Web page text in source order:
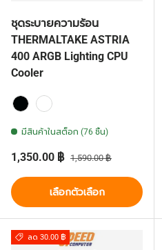
ชุดระบายความร้อน
THERMALTAKE ASTRIA
400 ARGB Lighting CPU
Cooler
BlackWhite
มีสินค้าในสต็อก (76 ชิ้น)
ราคาส่วนลด
1,350.00 ฿ ราคาปกติ
1,590.00 ฿
เลือกตัวเลือก
ลด 30.00 ฿